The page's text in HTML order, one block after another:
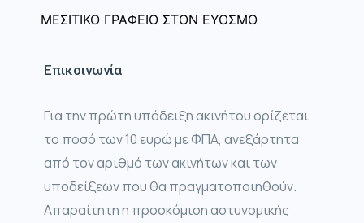
ΜΕΣΙΤΙΚΟ ΓΡΑΦΕΙΟ ΣΤΟΝ ΕΥΟΣΜΟ
Επικοινωνία
Για την πρώτη υπόδειξη ακινήτου ορίζεται
το ποσό των 10 ευρώ με ΦΠΑ, ανεξάρτητα
από τον αριθμό των ακινήτων και των
υποδείξεων που θα πραγματοποιηθούν.
Απαραίτητη η προσκόμιση αστυνομικής